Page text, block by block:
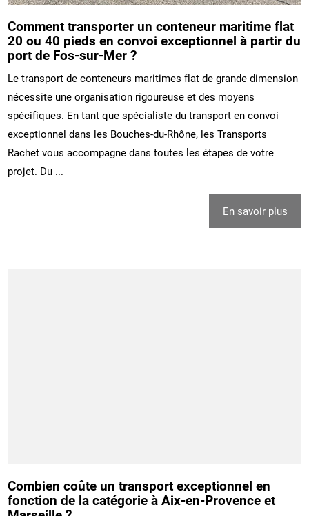
Comment transporter un conteneur maritime flat
20 ou 40 pieds en convoi exceptionnel à partir du
port de Fos-sur-Mer ?
Le transport de conteneurs maritimes flat de grande dimension
nécessite une organisation rigoureuse et des moyens
spécifiques. En tant que spécialiste du transport en convoi
exceptionnel dans les Bouches-du-Rhône, les Transports
Rachet vous accompagne dans toutes les étapes de votre
projet. Du ...
En savoir plus
Combien coûte un transport exceptionnel en
fonction de la catégorie à Aix-en-Provence et